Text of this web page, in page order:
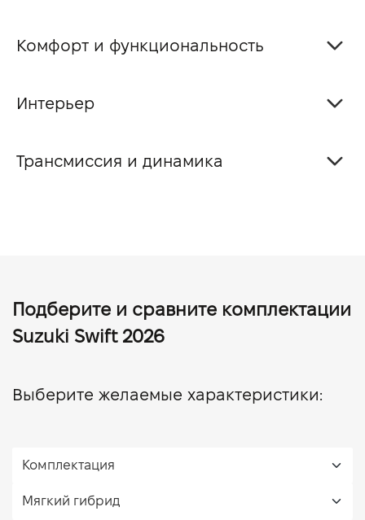
Комфорт и функциональность
Интерьер
Трансмиссия и динамика
Подберите и сравните комплектации
Suzuki Swift 2026
Выберите желаемые характеристики: